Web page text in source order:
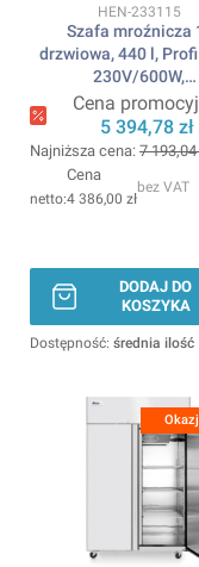
Kod produktu
HEN-233115
Szafa mroźnicza
drzwiowa, 440 l,
230V/600W,
ARKTIC
Cena
5 394,78 zł
Najniższa cena: 7 193,04
Cena
4 386,00 zł
bez VAT
DODAJ DO
KOSZYKA
Dostępność: średnia ilość